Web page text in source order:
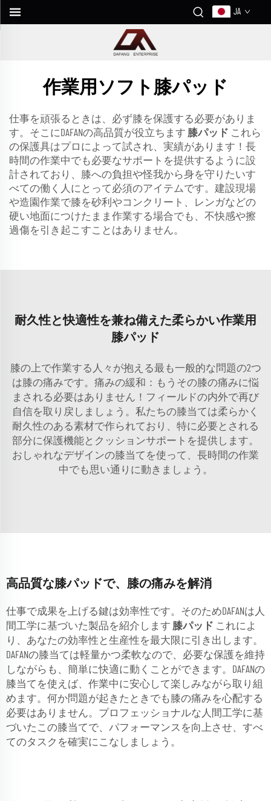
JA
作業用ソフト膝パッド
仕事を頑張るときは、必ず膝を保護する必要がありま
す。そこにDAFANの高品質が役立ちます 膝パッド これら
の保護具はプロによって試され、実績があります！長
時間の作業中でも必要なサポートを提供するように設
計されており、膝への負担や怪我から身を守りたいす
べての働く人にとって必須のアイテムです。建設現場
や造園作業で膝を砂利やコンクリート、レンガなどの
硬い地面につけたまま作業する場合でも、不快感や擦
過傷を引き起こすことはありません。
耐久性と快適性を兼ね備えた柔らかい作業用
膝パッド
膝の上で作業する人々が抱える最も一般的な問題の2つ
は膝の痛みです。痛みの緩和：もうその膝の痛みに悩
まされる必要はありません！フィールドの内外で再び
自信を取り戻しましょう。私たちの膝当ては柔らかく
耐久性のある素材で作られており、特に必要とされる
部分に保護機能とクッションサポートを提供します。
おしゃれなデザインの膝当てを使って、長時間の作業
中でも思い通りに動きましょう。
高品質な膝パッドで、膝の痛みを解消
仕事で成果を上げる鍵は効率性です。そのためDAFANは人
間工学に基づいた製品を紹介します 膝パッド これによ
り、あなたの効率性と生産性を最大限に引き出します。
DAFANの膝当ては軽量かつ柔軟なので、必要な保護を維持
しながらも、簡単に快適に動くことができます。DAFANの
膝当てを使えば、作業中に安心して楽しみながら取り組
めます。何か問題が起きたときでも膝の痛みを心配する
必要はありません。プロフェッショナルな人間工学に基
づいたこの膝当てで、パフォーマンスを向上させ、すべ
てのタスクを確実にこなしましょう。